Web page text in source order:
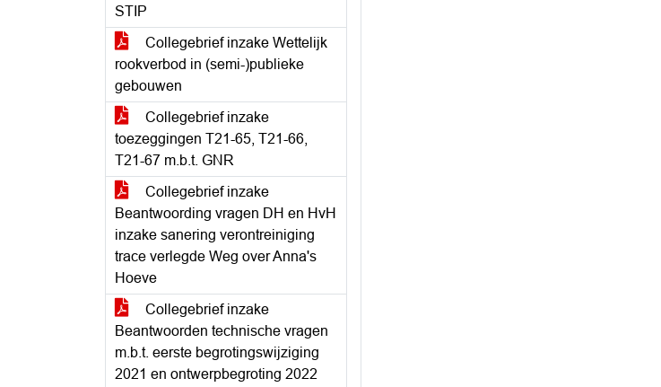
STIP
Collegebrief inzake Wettelijk
rookverbod in (semi-)publieke
gebouwen
Collegebrief inzake
toezeggingen T21-65, T21-66,
T21-67 m.b.t. GNR
Collegebrief inzake
Beantwoording vragen DH en HvH
inzake sanering verontreiniging
trace verlegde Weg over Anna's
Hoeve
Collegebrief inzake
Beantwoorden technische vragen
m.b.t. eerste begrotingswijziging
2021 en ontwerpbegroting 2022